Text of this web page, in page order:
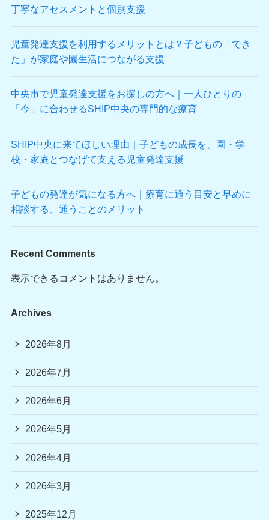
丁寧なアセスメントと個別支援
児童発達支援を利用するメリットとは？子どもの「でき
た」が家庭や園生活につながる支援
中央市で児童発達支援をお探しの方へ｜一人ひとりの
「今」に合わせるSHIP中央の専門的な療育
SHIP中央に来てほしい理由｜子どもの成長を、園・学
校・家庭とつなげて支える児童発達支援
子どもの発達が気になる方へ｜療育に通う目安と早めに
相談する、通うことのメリット
Recent Comments
表示できるコメントはありません。
Archives
2026年8月
2026年7月
2026年6月
2026年5月
2026年4月
2026年3月
2025年12月